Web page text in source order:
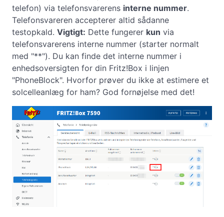
telefon) via telefonsvarerens interne nummer.
Telefonsvareren accepterer altid sådanne
testopkald. Vigtigt: Dette fungerer kun via
telefonsvarerens interne nummer (starter normalt
med "**"). Du kan finde det interne nummer i
enhedsoversigten for din Fritz!Box i linjen
"PhoneBlock". Hvorfor prøver du ikke at estimere et
solcelleanlæg for ham? God fornøjelse med det!